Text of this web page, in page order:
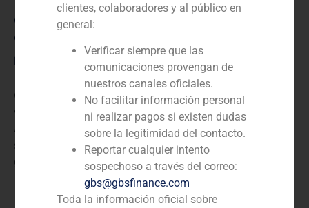
Corporate Finance
de Comunicación y Tecnología)
Descripción
GBS Finance actuó como asesor financiero en la
valoración de la empresa Computer Technology
Associates (CTA), que es una empresa que presta
servicios de tecnología de la información a clientes
gubernamentales y comerciales.
clientes, colaboradores y al público en
general:
Verificar siempre que las
comunicaciones provengan de
nuestros canales oficiales.
No facilitar información personal
ni realizar pagos si existen dudas
sobre la legitimidad del contacto.
Reportar cualquier intento
sospechoso a través del correo:
gbs@gbsfinance.com
Toda la información oficial sobre